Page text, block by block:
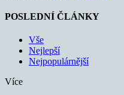
POSLEDNÍ ČLÁNKY
Vše
Nejlepší
Nejpopulárnější
Více